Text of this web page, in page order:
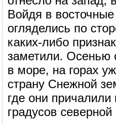
Войдя в
огляделись по
каких-либо
заметили. Осенью
в море, на горах
страну Снежной
где они
градусов